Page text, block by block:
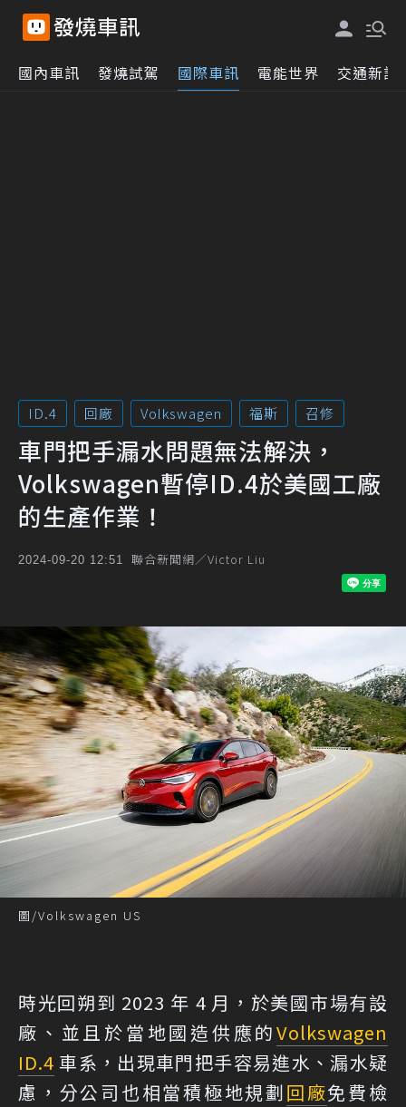
國內車訊 發燒試駕 國際車訊 電能世界 交通新訊
ID.4 回廠 Volkswagen 福斯 召修
車門把手漏水問題無法解決，
Volkswagen暫停ID.4於美國工廠
的生產作業！
2024-09-20 12:51 聯合新聞網／Victor Liu
圖/Volkswagen US
時光回朔到 2023 年 4 月，於美國市場有設
廠、並且於當地國造供應的Volkswagen
ID.4 車系，出現車門把手容易進水、漏水疑
慮，分公司也相當積極地規劃回廠免費檢